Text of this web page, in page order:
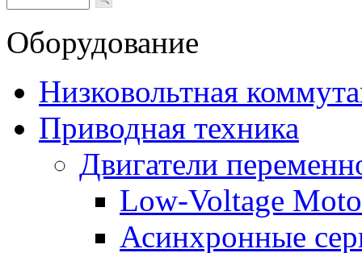
Оборудование
Низковольтная
Приводная техника
Двигатели
Low-Voltage
Асинхронные